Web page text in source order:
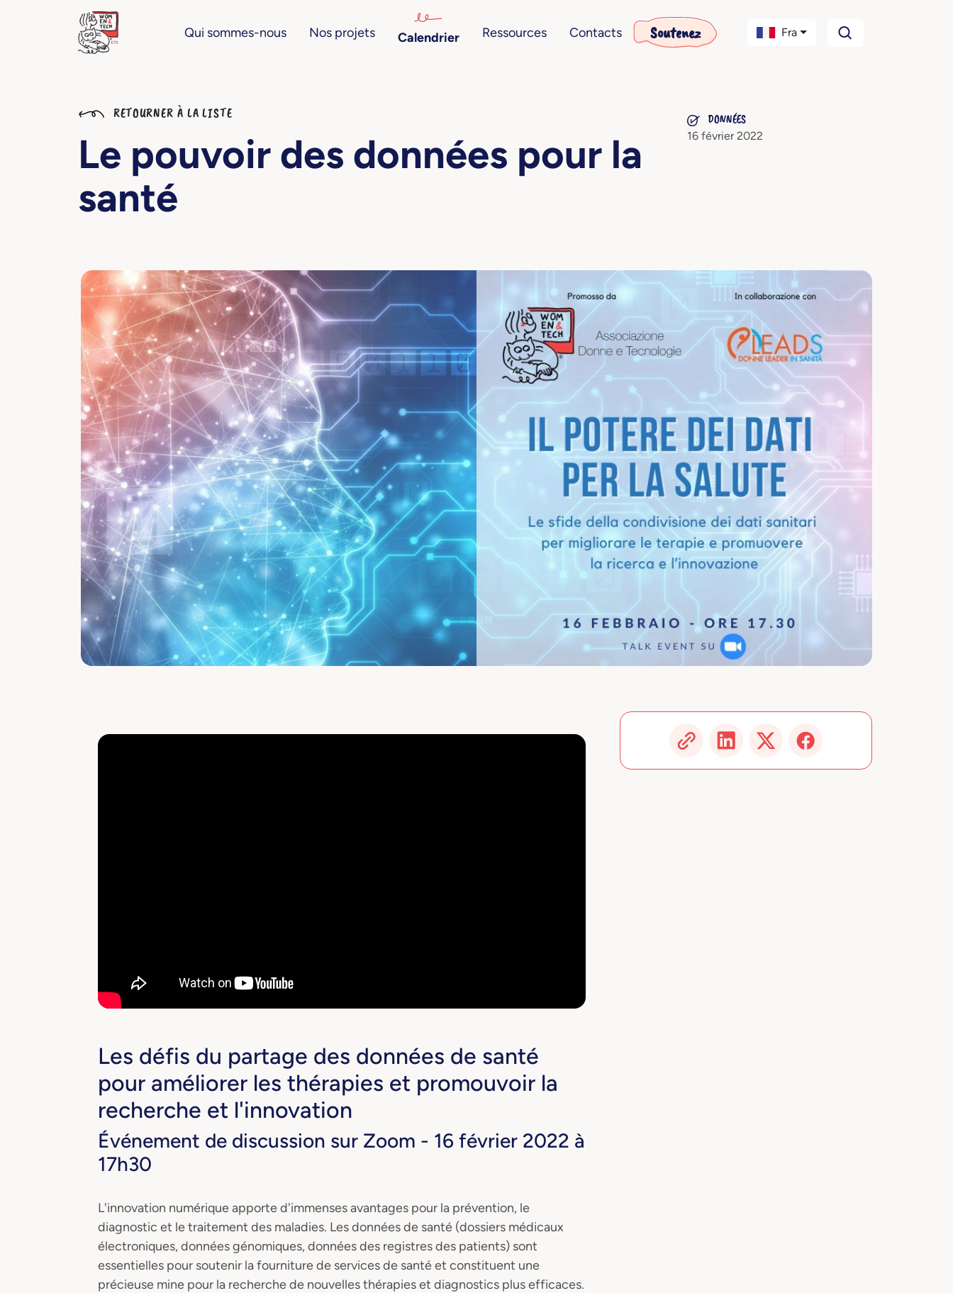
Qui sommes-nous Nos projets Calendrier Ressources Contacts Soutenez Fra
RETOURNER À LA LISTE
Le pouvoir des données pour la
santé
DONNÉES
16 février 2022
Les défis du partage des données de santé
pour améliorer les thérapies et promouvoir la
recherche et l'innovation
Événement de discussion sur Zoom - 16 février 2022 à
17h30
L'innovation numérique apporte d'immenses avantages pour la prévention, le
diagnostic et le traitement des maladies. Les données de santé (dossiers médicaux
électroniques, données génomiques, données des registres des patients) sont
essentielles pour soutenir la fourniture de services de santé et constituent une
précieuse mine pour la recherche de nouvelles thérapies et diagnostics plus efficaces.